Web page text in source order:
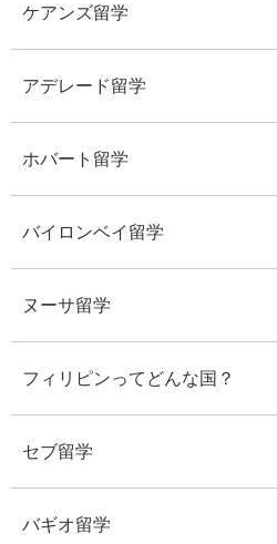
ケアンズ留学
アデレード留学
ホバート留学
バイロンベイ留学
ヌーサ留学
フィリピンってどんな国？
セブ留学
バギオ留学